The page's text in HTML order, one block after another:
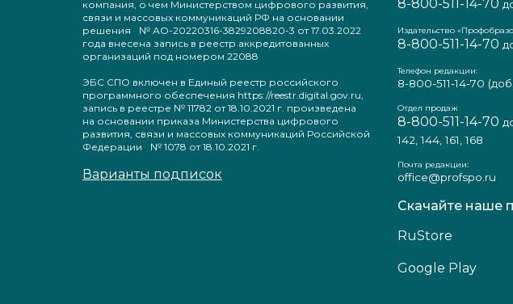
компания, о чем Министерством цифрового развития,
связи и массовых коммуникаций РФ на основании
решения № АО-20220316-3829208820-3 от 17.03.2022
года внесена запись в реестр аккредитованных
организаций под номером 22088
ЭБС СПО включен в Единый реестр российского
программного обеспечения https://reestr.digital.gov.ru,
запись в реестре № 11782 от 18.10.2021 г. произведена
на основании приказа Министерства цифрового
развития, связи и массовых коммуникаций Российской
Федерации № 1078 от 18.10.2021 г.
Варианты подписок
8-800-511-14-70
Издательство
8-800-511-14-70
Телефон редакции:
8-800-511-14-70
Отдел продаж
8-800-511-14-70
142, 144, 161, 168
Почта редакции:
office@profspo.ru
Скачайте наше
RuStore
Google Play